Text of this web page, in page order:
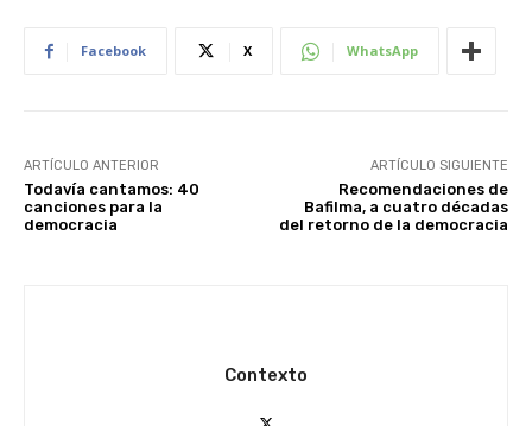
Facebook X WhatsApp
ARTÍCULO ANTERIOR
Todavía cantamos: 40
canciones para la
democracia
ARTÍCULO SIGUIENTE
Recomendaciones de
Bafilma, a cuatro décadas
del retorno de la democracia
Contexto